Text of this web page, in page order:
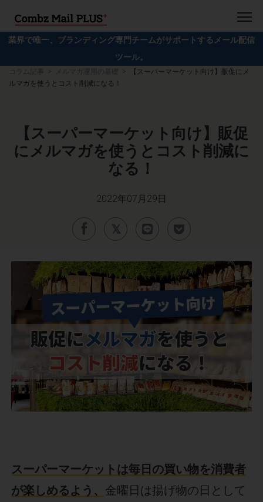
業界で唯一、ブランディング専門チームがサポートするメール配信
ツール。
【スーパーマーケット向け】販促にメ
ルマガを使うとコスト削減になる！
【スーパーマーケット向け】販促
にメルマガを使うとコスト削減に
なる！
2022年07月29日
スーパーマーケットは毎日の買い物を消費者
が楽しめるよう、 金曜日は揚げ物の日として